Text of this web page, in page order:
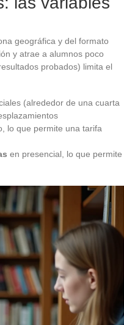
geográfica y del formato
y atrae a alumnos poco
probados) limita el
(alrededor de una cuarta
lo que permite una tarifa
en presencial, lo que permite